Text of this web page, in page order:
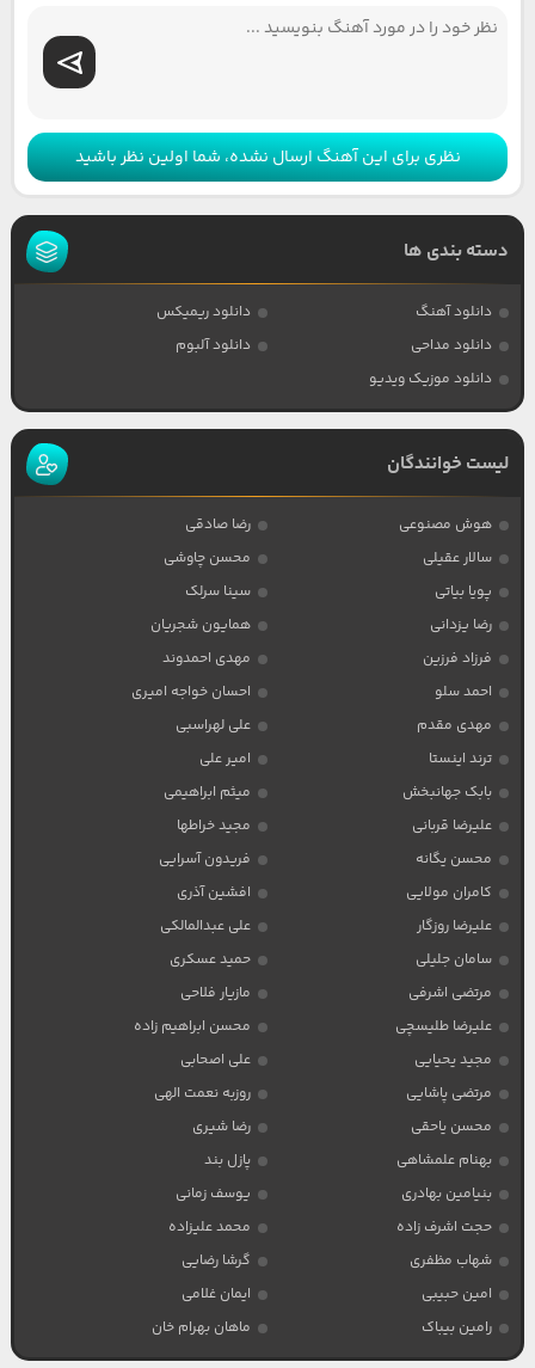
نظری برای این آهنگ ارسال نشده، شما اولین نظر باشید
دسته بندی ها
دانلود آهنگ
دانلود ریمیکس
دانلود مداحی
دانلود آلبوم
دانلود موزیک ویدیو
لیست خوانندگان
هوش مصنوعی
رضا صادقی
سالار عقیلی
محسن چاوشی
پویا بیاتی
سینا سرلک
رضا یزدانی
همایون شجریان
فرزاد فرزین
مهدی احمدوند
احمد سلو
احسان خواجه امیری
مهدی مقدم
علی لهراسبی
ترند اینستا
امیر علی
بابک جهانبخش
میثم ابراهیمی
علیرضا قربانی
مجید خراطها
محسن یگانه
فریدون آسرایی
کامران مولایی
افشین آذری
علیرضا روزگار
علی عبدالمالکی
سامان جلیلی
حمید عسکری
مرتضی اشرفی
مازیار فلاحی
علیرضا طلیسچی
محسن ابراهیم زاده
مجید یحیایی
علی اصحابی
مرتضی پاشایی
روزبه نعمت الهی
محسن یاحقی
رضا شیری
بهنام علمشاهی
پازل بند
بنیامین بهادری
یوسف زمانی
حجت اشرف زاده
محمد علیزاده
شهاب مظفری
گرشا رضایی
امین حبیبی
ایمان غلامی
رامین بیباک
ماهان بهرام خان